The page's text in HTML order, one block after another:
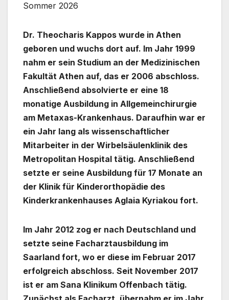
Sommer 2026
Dr. Theocharis Kappos wurde in Athen
geboren und wuchs dort auf. Im Jahr 1999
nahm er sein Studium an der Medizinischen
Fakultät Athen auf, das er 2006 abschloss.
Anschließend absolvierte er eine 18
monatige Ausbildung in Allgemeinchirurgie
am Metaxas-Krankenhaus. Daraufhin war er
ein Jahr lang als wissenschaftlicher
Mitarbeiter in der Wirbelsäulenklinik des
Metropolitan Hospital tätig. Anschließend
setzte er seine Ausbildung für 17 Monate an
der Klinik für Kinderorthopädie des
Kinderkrankenhauses Aglaia Kyriakou fort.
Im Jahr 2012 zog er nach Deutschland und
setzte seine Facharztausbildung im
Saarland fort, wo er diese im Februar 2017
erfolgreich abschloss. Seit November 2017
ist er am Sana Klinikum Offenbach tätig.